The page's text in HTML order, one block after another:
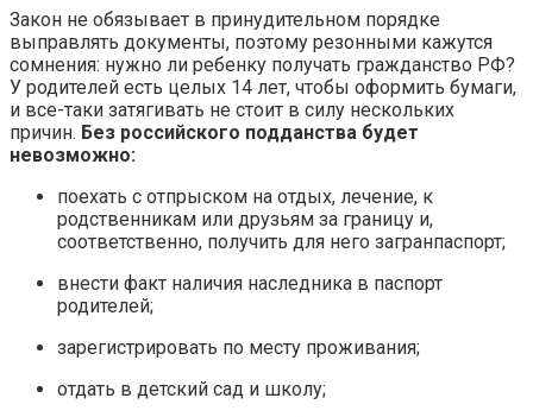
Закон не обязывает в принудительном порядке
выправлять документы, поэтому резонными кажутся
сомнения: нужно ли ребенку получать гражданство РФ?
У родителей есть целых 14 лет, чтобы оформить бумаги,
и все-таки затягивать не стоит в силу нескольких
причин. Без российского подданства будет
невозможно:
поехать с отпрыском на отдых, лечение, к
родственникам или друзьям за границу и,
соответственно, получить для него загранпаспорт;
внести факт наличия наследника в паспорт
родителей;
зарегистрировать по месту проживания;
отдать в детский сад и школу;